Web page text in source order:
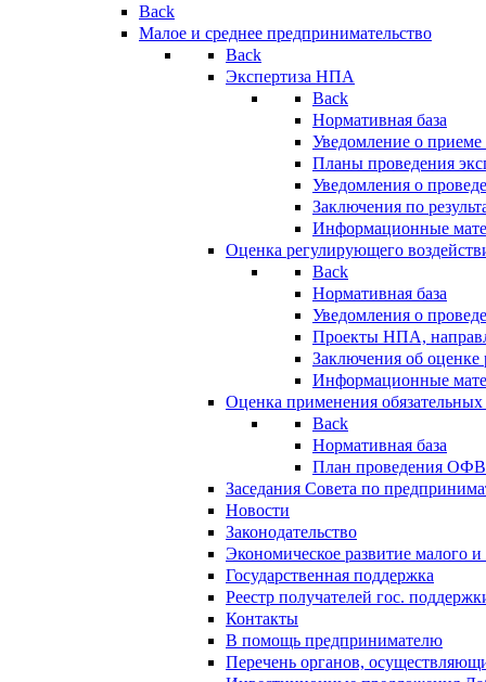
Back
Малое и среднее предпринимательство
Back
Экспертиза НПА
Back
Нормативная база
Уведомление о
Планы проведения
Уведомления о
Заключения по
Информационные
Оценка регулирующего
Back
Нормативная база
Уведомления о
Проекты НПА,
Заключения об
Информационные
Оценка применения
Back
Нормативная база
План проведения
Заседания Совета по
Новости
Законодательство
Экономическое развитие малого и
Государственная поддержка
Реестр получателей гос.
Контакты
В помощь предпринимателю
Перечень органов,